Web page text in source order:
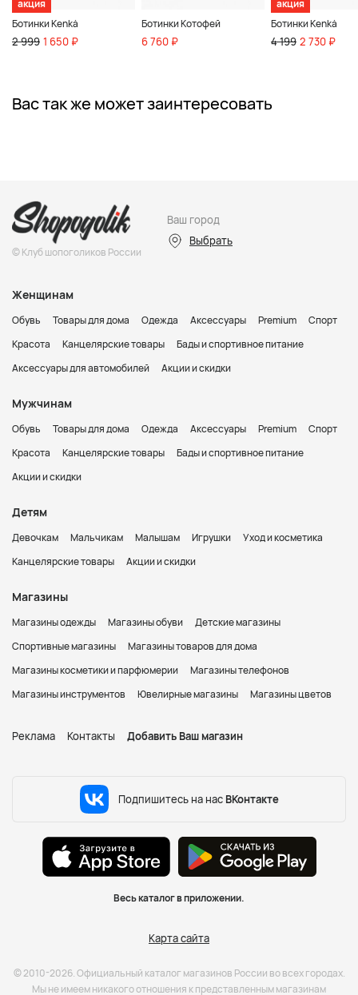
акция
Ботинки Kenkä
2 999 1 650 ₽
Ботинки Котофей
6 760 ₽
акция
Ботинки Kenkä
4 199 2 730 ₽
Вас так же может заинтересовать
© Клуб шопоголиков России
Ваш город
Выбрать
Женщинам
Обувь Товары для дома Одежда Аксессуары Premium
Спорт
Красота
Канцелярские товары
Бады и спортивное питание
Аксессуары для автомобилей
Акции и скидки
Мужчинам
Обувь Товары для дома Одежда Аксессуары Premium
Спорт
Красота
Канцелярские товары
Бады и спортивное питание
Акции и скидки
Детям
Девочкам Мальчикам Малышам Игрушки
Уход и косметика
Канцелярские товары
Акции и скидки
Магазины
Магазины одежды Магазины обуви
Детские магазины
Спортивные магазины
Магазины товаров для дома
Магазины косметики и парфюмерии
Магазины телефонов
Магазины инструментов
Ювелирные магазины Магазины цветов
Реклама Контакты Добавить Ваш магазин
Подпишитесь на нас ВКонтакте
Весь каталог в приложении.
Карта сайта
© 2010-2026. Официальный каталог магазинов России во всех городах.
Мы не имеем никакого отношения к представленным магазинам